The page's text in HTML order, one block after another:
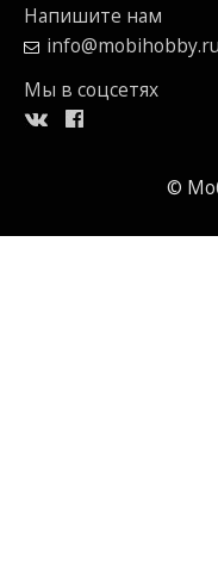
Напишите нам
info@mobihobby.ru
Мы в соцсетях
©